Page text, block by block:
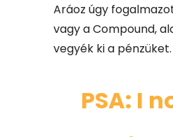
Aráoz úgy
vagy a Compound,
vegyék ki a pénzüket.
PSA: I